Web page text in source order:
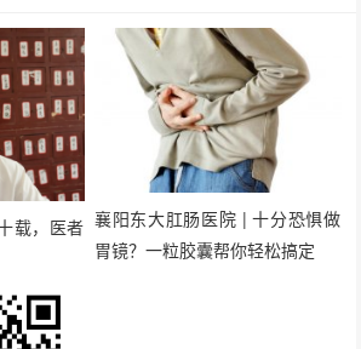
载，医者 襄阳东大肛肠医院 | 十分恐惧做
胃镜？一粒胶囊帮你轻松搞定